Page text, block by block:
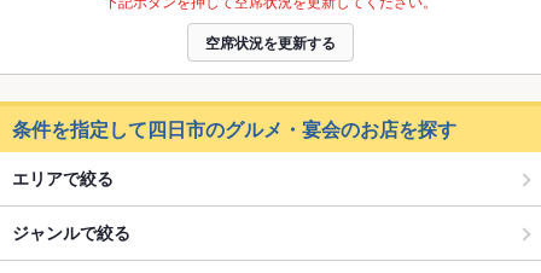
空席状況を更新する
条件を指定して四日市のグルメ・宴会のお店を探す
エリアで絞る
ジャンルで絞る